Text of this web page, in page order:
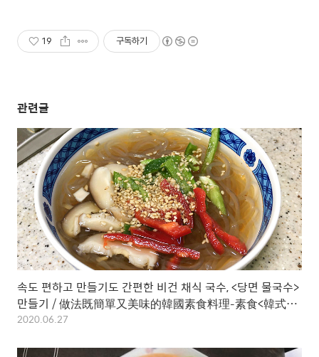
19 구독하기
관련글
속도 편하고 만들기도 간편한 비건 채식 국수, <당면 물국수>
만들기 / 做法既簡單又美味的韓國素食料理–素食<韓式水
冷冬粉>做法介紹
2020.06.27